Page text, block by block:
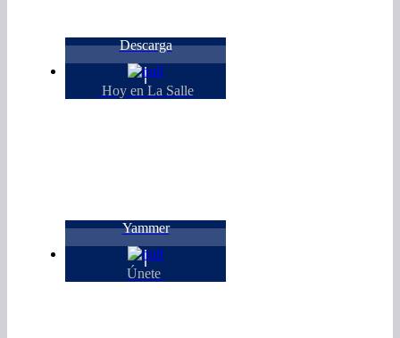
Descarga
Hoy en La Salle
Yammer
Únete